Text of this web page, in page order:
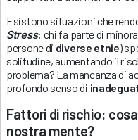
Esistono situazioni che
Stress: chi fa parte di
persone di diverse etnie)
solitudine, aumentando il
problema? La mancanza di
profondo senso di
Fattori di rischio:
nostra mente?